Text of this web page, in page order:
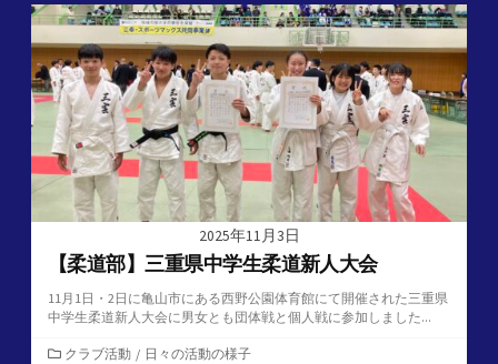
リ
ー
2025年11月3日
【柔道部】三重県中学生柔道新人大会
11月1日・2日に亀山市にある西野公園体育館にて開催された三重県
中学生柔道新人大会に男女とも団体戦と個人戦に参加しました...
カクラブ活動 / 日々の活動の様子